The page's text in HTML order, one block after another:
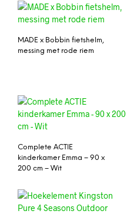
MADE x Bobbin fietshelm,
messing met rode riem
Complete ACTIE
kinderkamer Emma – 90 x
200 cm – Wit